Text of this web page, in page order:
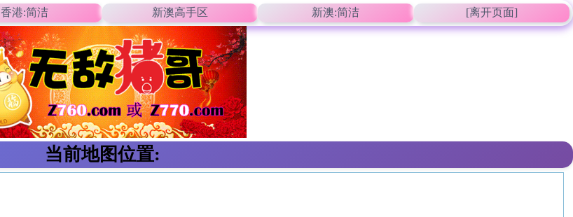
香港:简洁 新澳高手区 新澳:简洁 [离开页面]
当前地图位置: